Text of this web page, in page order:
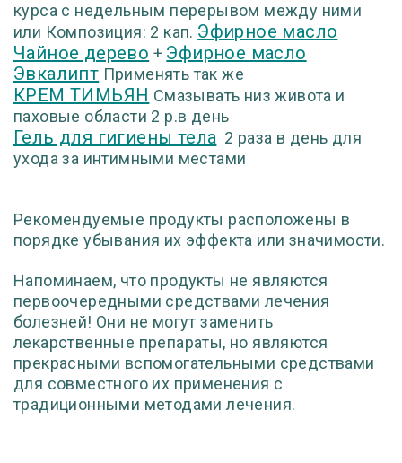
курса с недельным перерывом между ними
или Композиция: 2 кап. Эфирное масло
Чайное дерево + Эфирное масло
Эвкалипт Применять так же
КРЕМ ТИМЬЯН Смазывать низ живота и
паховые области 2 р.в день
Гель для гигиены тела 2 раза в день для
ухода за интимными местами
Рекомендуемые продукты расположены в
порядке убывания их эффекта или значимости.
Напоминаем, что продукты не являются
первоочередными средствами лечения
болезней! Они не могут заменить
лекарственные препараты, но являются
прекрасными вспомогательными средствами
для совместного их применения с
традиционными методами лечения.